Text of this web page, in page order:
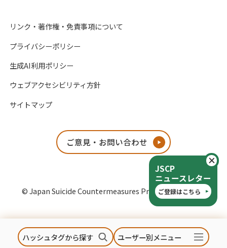
ハッシュタグから探す ユーザー別メニュー
JSCP
ニュースレター
ご登録はこちら
リンク・著作権・免責事項について
プライバシーポリシー
生成AI利用ポリシー
ウェブアクセシビリティ方針
サイトマップ
ご意見・お問い合わせ
© Japan Suicide Countermeasures Promotion Center